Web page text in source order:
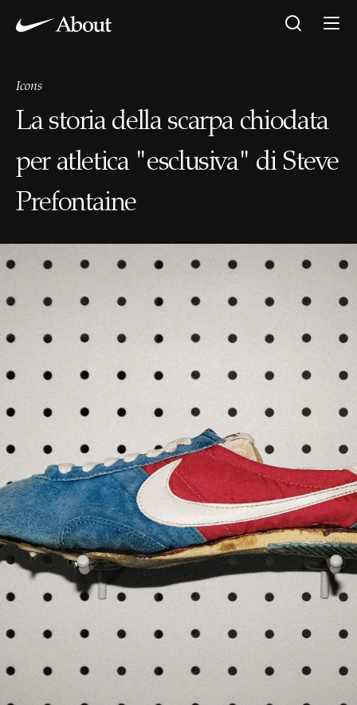
Icons
La storia della scarpa chiodata
per atletica "esclusiva" di Steve
Prefontaine